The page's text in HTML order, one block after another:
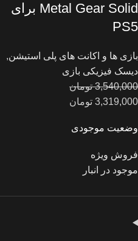
وضعیت موجودی
فروش ویژه
موجود در انبار
Metal Gear Solid برای
PS5
بازی ها و اکانت های پلی استیشن,
دیسک فیزیکی بازی
3,540,000 تومان
3,319,000 تومان